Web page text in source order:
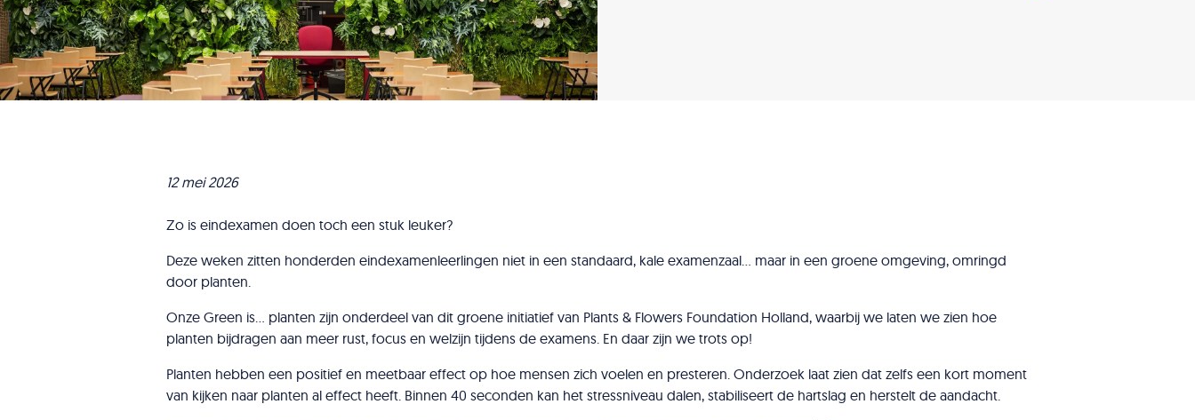
12 mei 2026
Zo is eindexamen doen toch een stuk leuker?
Deze weken zitten honderden eindexamenleerlingen niet in een standaard, kale examenzaal… maar in een groene omgeving, omringd
door planten.
Onze Green is… planten zijn onderdeel van dit groene initiatief van Plants & Flowers Foundation Holland, waarbij we laten we zien hoe
planten bijdragen aan meer rust, focus en welzijn tijdens de examens. En daar zijn we trots op!
Planten hebben een positief en meetbaar effect op hoe mensen zich voelen en presteren. Onderzoek laat zien dat zelfs een kort moment
van kijken naar planten al effect heeft. Binnen 40 seconden kan het stressniveau dalen, stabiliseert de hartslag en herstelt de aandacht.